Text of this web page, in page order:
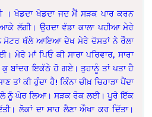
। ਖੇਡਦਾ ਖੇਡਦਾ ਜਦ ਮੈਂ ਸੜਕ ਪਾਰ ਕਰਨ
ਲੱਗੀ। ਉਹਦਾ ਵੱਡਾ ਕਾਲਾ ਪਹੀਆ ਮੇਰੇ
ਮੋਟਰ ਥੱਲੇ ਆਇਆ ਦੇਖ ਮੇਰੇ ਦੋਸਤਾਂ ਨੇ ਰੌਲਾ
ਮੇਰੇ ਮਾਂ ਪਿਓ ਕੀ ਸਾਰਾ ਪਰਿਵਾਰ, ਸਾਰਾ
ਇਕੱਠੇ ਹੋ ਗਏ। ਤੁਹਾਨੂੰ ਤਾਂ ਪਤਾ ਹੈ
ਕੀ ਹੁੰਦਾ ਹੈ! ਕਿੰਨਾ ਚੀਖ਼ ਚਿਹਾੜਾ ਪੈਂਦਾ
ਨੂੰ ਘੇਰ ਲਿਆ। ਸੜਕ ਰੋਕ ਲਈ। ਪੂਰੇ ਇੱਕ
ਲੋਕਾਂ ਦਾ ਸਾਹ ਲੈਣਾ ਔਖਾ ਕਰ ਦਿੱਤਾ।